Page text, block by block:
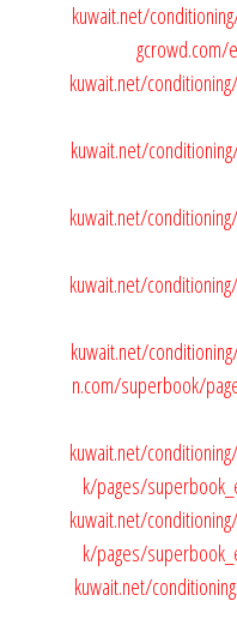
kuwait.net/
gcrowd.com/
kuwait.net/conditioning/
kuwait.net/
kuwait.net/conditioning/
kuwait.net/conditioning/
kuwait.net/
n.com/superbook/
kuwait.net/conditioning/
k/pages/
kuwait.net/conditioning/
k/pages/
kuwait.net/